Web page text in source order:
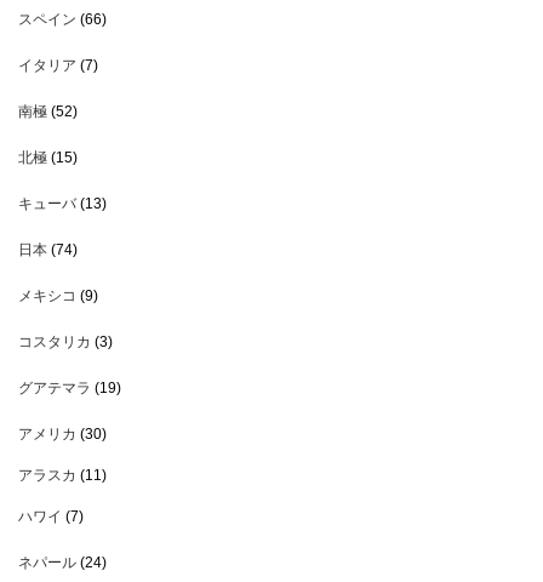
スペイン (66)
イタリア (7)
南極 (52)
北極 (15)
キューバ(13)
日本 (74)
メキシコ (9)
コスタリカ (3)
グアテマラ (19)
アメリカ (30)
アラスカ (11)
ハワイ (7)
ネパール (24)